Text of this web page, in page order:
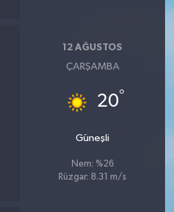
12 AĞUSTOS
ÇARŞAMBA
20°
Güneşli
Nem: %26
Rüzgar: 8.31 m/s